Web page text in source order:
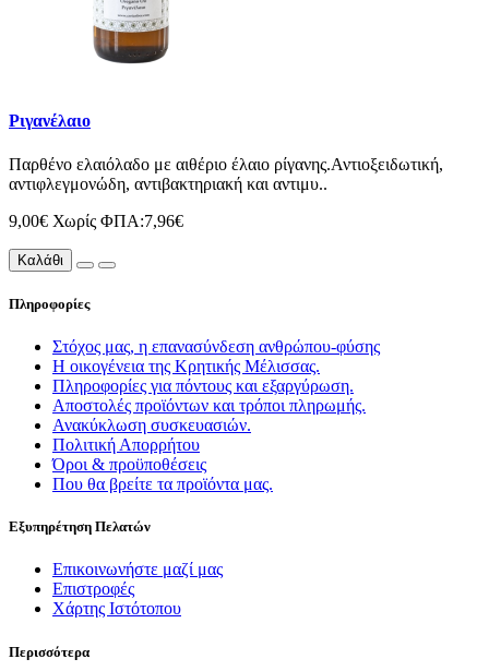
Ριγανέλαιο
Παρθένο ελαιόλαδο με αιθέριο έλαιο ρίγανης.Αντιοξειδωτική,
αντιφλεγμονώδη, αντιβακτηριακή και αντιμυ..
9,00€ Χωρίς ΦΠΑ:7,96€
Καλάθι
Πληροφορίες
Στόχος μας, η επανασύνδεση ανθρώπου-φύσης
Η οικογένεια της Κρητικής Μέλισσας.
Πληροφορίες για πόντους και εξαργύρωση.
Αποστολές προϊόντων και τρόποι πληρωμής.
Ανακύκλωση συσκευασιών.
Πολιτική Απορρήτου
Όροι & προϋποθέσεις
Που θα βρείτε τα προϊόντα μας.
Εξυπηρέτηση Πελατών
Επικοινωνήστε μαζί μας
Επιστροφές
Χάρτης Ιστότοπου
Περισσότερα